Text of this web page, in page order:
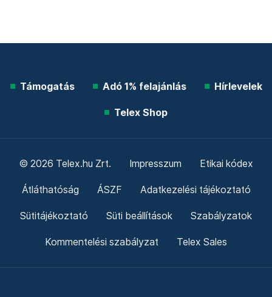
Támogatás Adó 1% felajánlás Hírlevelek
Telex Shop
© 2026 Telex.hu Zrt. Impresszum Etikai kódex
Átláthatóság ÁSZF Adatkezelési tájékoztató
Sütitájékoztató Süti beállítások Szabályzatok
Kommentelési szabályzat Telex Sales